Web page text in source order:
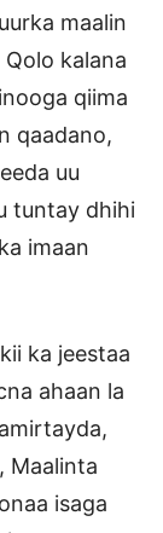
maalin
kalana
qiima
qaadano,
uu
tuntay dhihi
imaan
ka jeestaa
ahaan la
Maalinta
isaga